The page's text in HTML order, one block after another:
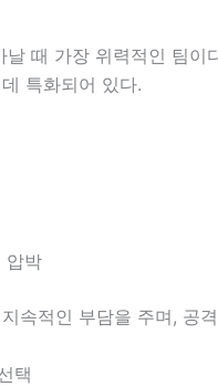
날 때 가장 위력적인 팀이
특화되어 있다.
압박
속적인 부담을 주며, 공
택